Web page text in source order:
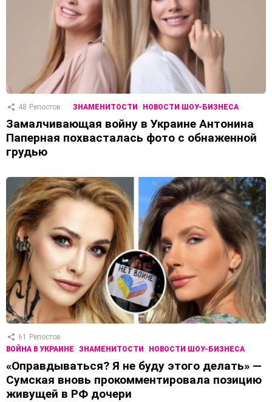
48 Репостов ЗНАМЕНИТОСТИ НОВОСТИ ШОУ-БИЗНЕСА
Замалчивающая войну в Украине Антонина
Паперная похвасталась фото с обнаженной
грудью
61 Репостов
ВОЙНА В УКРАИНЕ
ЗНАМЕНИТОСТИ НОВОСТИ ШОУ-БИЗНЕСА
«Оправдываться? Я не буду этого делать» —
Сумская вновь прокомментировала позицию
живущей в РФ дочери